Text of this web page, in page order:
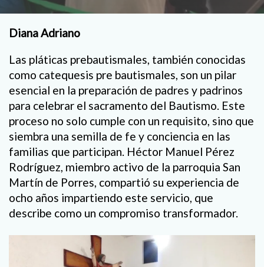
Diana Adriano
Las pláticas prebautismales, también conocidas
como catequesis pre bautismales, son un pilar
esencial en la preparación de padres y padrinos
para celebrar el sacramento del Bautismo. Este
proceso no solo cumple con un requisito, sino que
siembra una semilla de fe y conciencia en las
familias que participan. Héctor Manuel Pérez
Rodríguez, miembro activo de la parroquia San
Martín de Porres, compartió su experiencia de
ocho años impartiendo este servicio, que
describe como un compromiso transformador.